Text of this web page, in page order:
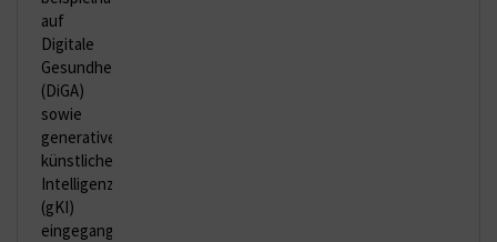
auf
Digitale
Gesundheitsanwendungen
(DiGA)
sowie
generative
künstliche
Intelligenz
(gKI)
eingegangen.